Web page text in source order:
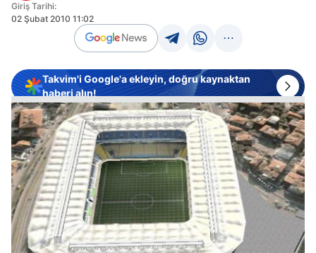
Giriş Tarihi:
02 Şubat 2010 11:02
Takvim'i Google'a ekleyin, doğru kaynaktan
haberi alın!